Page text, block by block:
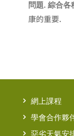
問題. 綜合
康的重要.
網上課程
學會合作夥
惡劣天氣安